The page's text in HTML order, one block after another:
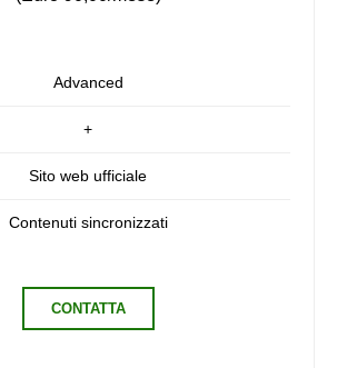
Advanced
+
Sito web ufficiale
Contenuti sincronizzati
CONTATTA